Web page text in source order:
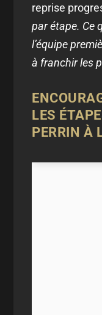
reprise
par étape. Ce
l’équipe
à franchir les
LES
PERRIN À